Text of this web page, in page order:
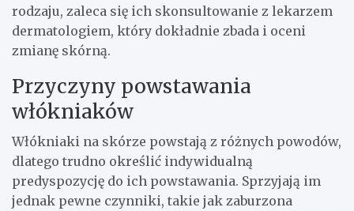
rodzaju, zaleca się ich skonsultowanie z lekarzem
dermatologiem, który dokładnie zbada i oceni
zmianę skórną.
Przyczyny powstawania
włókniaków
Włókniaki na skórze powstają z różnych powodów,
dlatego trudno określić indywidualną
predyspozycję do ich powstawania. Sprzyjają im
jednak pewne czynniki, takie jak zaburzona